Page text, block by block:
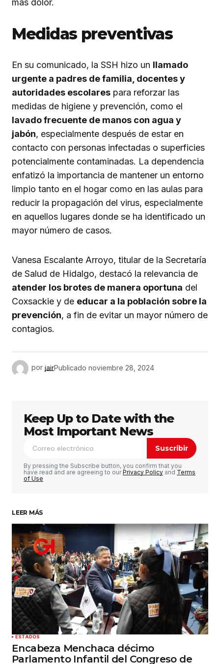
más dolor.
Medidas preventivas
En su comunicado, la SSH hizo un llamado
urgente a padres de familia, docentes y
autoridades escolares para reforzar las
medidas de higiene y prevención, como el
lavado frecuente de manos con agua y
jabón, especialmente después de estar en
contacto con personas infectadas o superficies
potencialmente contaminadas. La dependencia
enfatizó la importancia de mantener un entorno
limpio tanto en el hogar como en las aulas para
reducir la propagación del virus, especialmente
en aquellos lugares donde se ha identificado un
mayor número de casos.
Vanesa Escalante Arroyo, titular de la Secretaría
de Salud de Hidalgo, destacó la relevancia de
atender los brotes de manera oportuna del
Coxsackie y de educar a la población sobre la
prevención, a fin de evitar un mayor número de
contagios.
por jairPublicado noviembre 28, 2024
Keep Up to Date with the
Most Important News
Suscribir
By pressing the Subscribe button, you confirm that you
have read and are agreeing to ourPrivacy Policy and Terms
of Use
LEER MÁS
ESTADOS
Encabeza Menchaca décimo
Parlamento Infantil del Congreso de